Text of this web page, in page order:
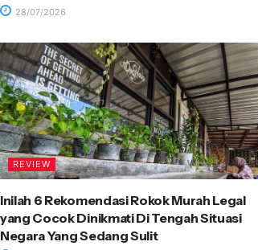
28/07/2026
REVIEW
Inilah 6 Rekomendasi Rokok Murah Legal
yang Cocok Dinikmati Di Tengah Situasi
Negara Yang Sedang Sulit